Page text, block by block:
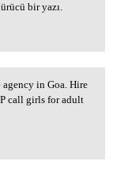
bir yazı.
agency in Goa. Hire
call girls for adult